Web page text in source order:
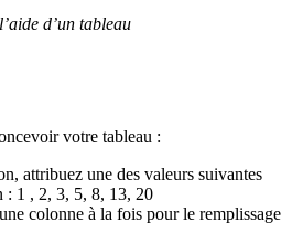
d’un tableau
votre tableau :
attribuez une des valeurs suivantes
: 1 , 2, 3, 5, 8, 13, 20
colonne à la fois pour le remplissage